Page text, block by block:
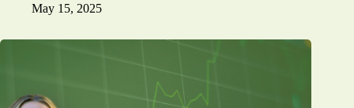
May 15, 2025